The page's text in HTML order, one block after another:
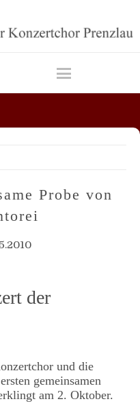
Probe von
der
und die
gemeinsamen
am 2. Oktober.